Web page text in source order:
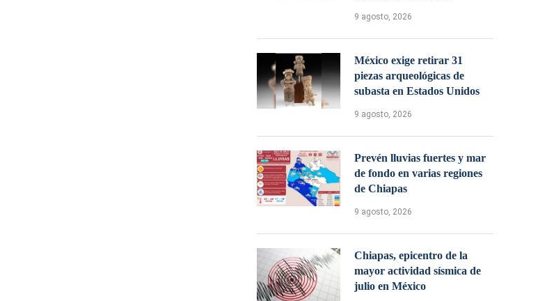
9 agosto, 2026
México exige retirar 31
piezas arqueológicas de
subasta en Estados Unidos
9 agosto, 2026
Prevén lluvias fuertes y mar
de fondo en varias regiones
de Chiapas
9 agosto, 2026
Chiapas, epicentro de la
mayor actividad sísmica de
julio en México